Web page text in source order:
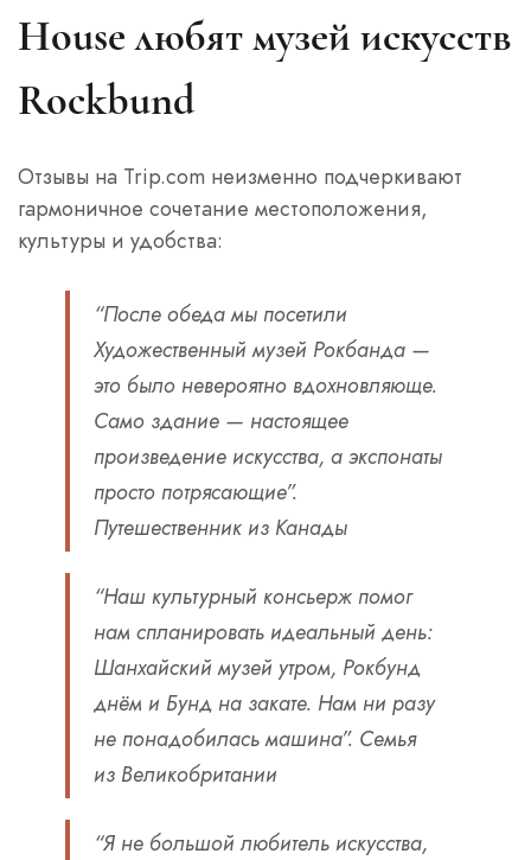
House любят музей искусств
Rockbund
Отзывы на Trip.com неизменно подчеркивают
гармоничное сочетание местоположения,
культуры и удобства:
“После обеда мы посетили
Художественный музей Рокбанда —
это было невероятно вдохновляюще.
Само здание — настоящее
произведение искусства, а экспонаты
просто потрясающие”.
Путешественник из Канады
“Наш культурный консьерж помог
нам спланировать идеальный день:
Шанхайский музей утром, Рокбунд
днём и Бунд на закате. Нам ни разу
не понадобилась машина”. Семья
из Великобритании
“Я не большой любитель искусства,